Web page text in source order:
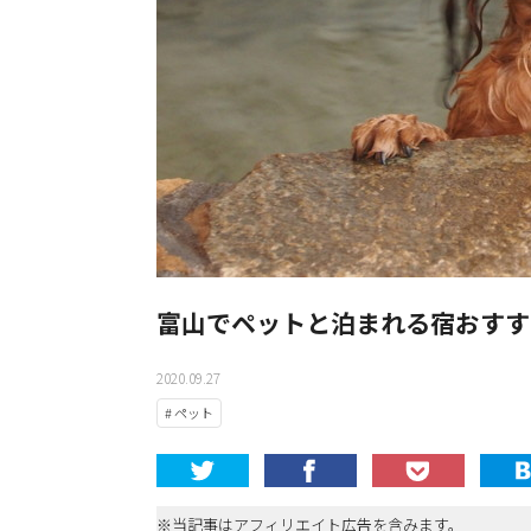
富山でペットと泊まれる宿おす
2020.09.27
# ペット
※当記事はアフィリエイト広告を含みます。